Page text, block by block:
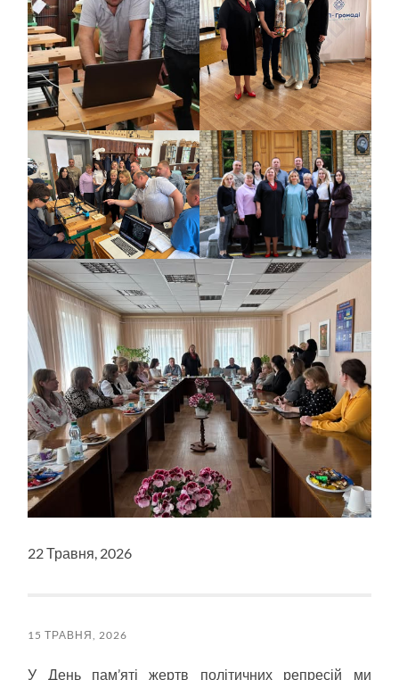
22 Травня, 2026
15 ТРАВНЯ, 2026
У День пам’яті жертв політичних репресій ми